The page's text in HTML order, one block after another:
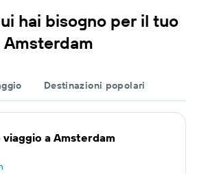
hai bisogno per il tuo
Destinazioni popolari
a Amsterdam